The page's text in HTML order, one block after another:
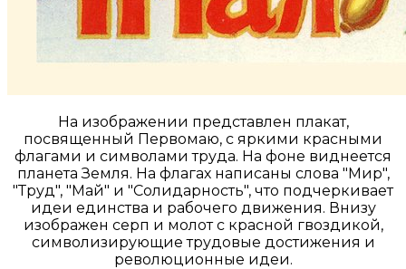
На изображении представлен плакат,
посвященный Первомаю, с яркими красными
флагами и символами труда. На фоне виднеется
планета Земля. На флагах написаны слова "Мир",
"Труд", "Май" и "Солидарность", что подчеркивает
идеи единства и рабочего движения. Внизу
изображен серп и молот с красной гвоздикой,
символизирующие трудовые достижения и
революционные идеи.